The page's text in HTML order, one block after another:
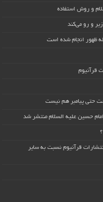
و روش استفاده
و رو می‌کند
ظهور انجام شده است
قرآنیوم
حتی پیامبر هم نیست
حسین علیه السلام منتشر شد
قرآنیوم نسبت به سایر